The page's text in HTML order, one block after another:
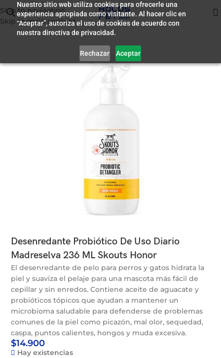
Nuestro sitio web utiliza cookies para ofrecerle una
experiencia apropiada como visitante. Al hacer clic en
“Aceptar”, autoriza el uso de cookies de acuerdo con
nuestra directiva de privacidad.
Rechazar Aceptar
Skip to navigation
Skip to main content
Inicio/ Farmacia
Desenredante Probiótico De Uso Diario
Madreselva 236 ML Skouts Honor
El desenredante de pelo para perros y gatos hidrata la
piel y suaviza el pelaje para una mascota más fácil de
cepillar y sin enredos. Contiene aceite de aguacate y
probióticos tópicos que ayudan a mantener un
microbioma saludable para defenderse de problemas
comunes de la piel como picazón, mal olor, sequedad,
caspa, puntos calientes, hongos y muda excesiva.
$14.900
Hay existencias